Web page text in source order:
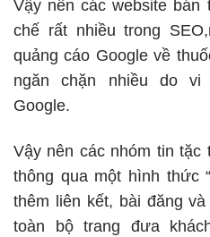
Vậy nên các website
chế rất nhiều trong
quảng cáo Google về
ngăn chặn nhiều do vi
Google.
Vậy nên các nhóm tin
thông qua một hình thức
thêm liên kết, bài đăng
toàn bộ trang đưa